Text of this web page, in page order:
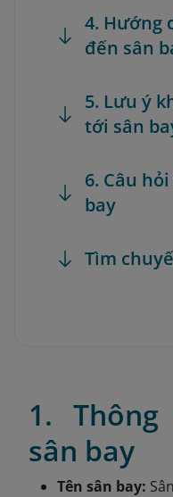
4. Hướng
đến sân
5. Lưu ý
tới sân
6. Câu
bay
Tìm
1.
sân bay
Tên sân bay: